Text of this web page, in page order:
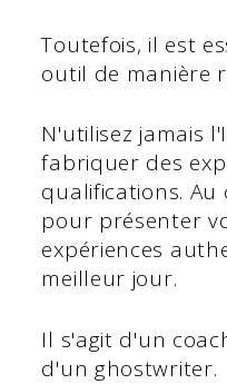
Toutefois, il est
outil de manière
N'utilisez jamais
fabriquer des
qualifications. Au
pour présenter
expériences
meilleur jour.
Il s'agit d'un
d'un ghostwriter.